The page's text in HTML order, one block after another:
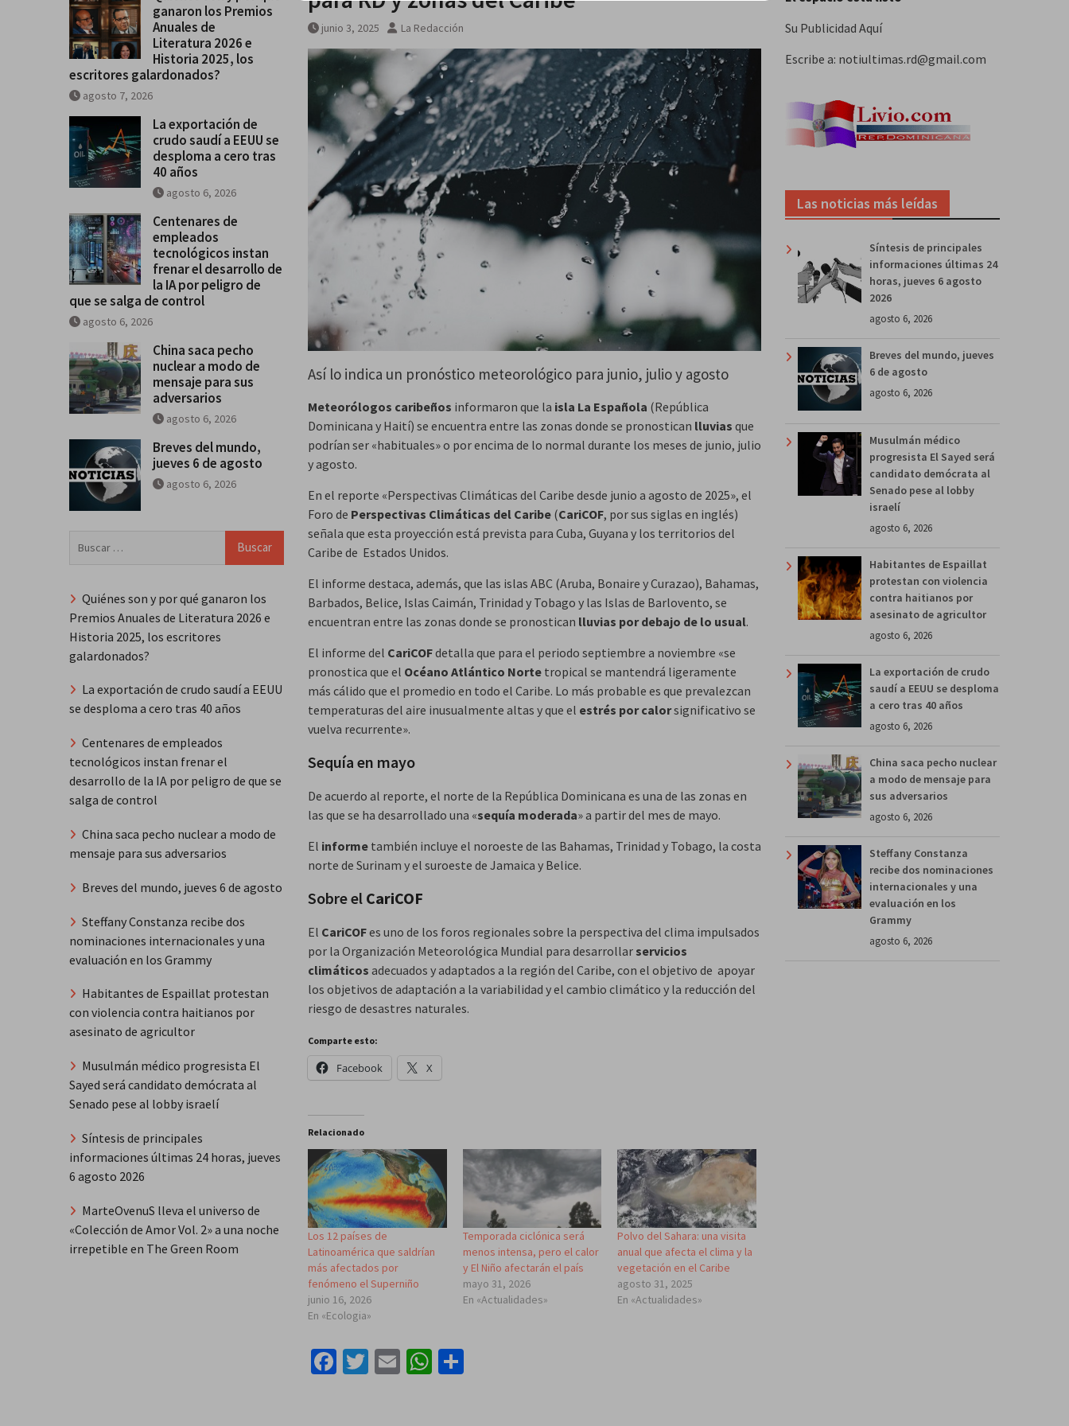
Historia 2025, los escritores
galardonados?
junio 3, 2025 La Redacción
Así lo indica un pronóstico meteorológico para junio, julio y agosto
Meteorólogos caribeños informaron que la isla La Española (República
Dominicana y Haití) se encuentra entre las zonas donde se pronostican lluvias que
podrían ser «habituales» o por encima de lo normal durante los meses de junio, julio
y agosto.
En el reporte «Perspectivas Climáticas del Caribe desde junio a agosto de 2025», el
Foro de Perspectivas Climáticas del Caribe (CariCOF, por sus siglas en inglés)
señala que esta proyección está prevista para Cuba, Guyana y los territorios del
Caribe de Estados Unidos.
El informe destaca, además, que las islas ABC (Aruba, Bonaire y Curazao), Bahamas,
Barbados, Belice, Islas Caimán, Trinidad y Tobago y las Islas de Barlovento, se
encuentran entre las zonas donde se pronostican lluvias por debajo de lo usual.
El informe del CariCOFdetalla que para el periodo septiembre a noviembre «se
pronostica que el Océano Atlántico Norte tropical se mantendrá ligeramente
más cálido que el promedio en todo el Caribe. Lo más probable es que prevalezcan
temperaturas del aire inusualmente altas y que el estrés por calorsignificativo se
vuelva recurrente».
Sequía en mayo
De acuerdo al reporte, el norte de la República Dominicana es una de las zonas en
las que se ha desarrollado una «sequía moderada» a partir del mes de mayo.
El informe también incluye el noroeste de las Bahamas, Trinidad y Tobago, la costa
norte de Surinam y el suroeste de Jamaica y Belice.
Sobre el CariCOF
El CariCOFes uno de los foros regionales sobre la perspectiva del clima impulsados
por la Organización Meteorológica Mundial para desarrollar servicios
climáticos adecuados y adaptados a la región del Caribe, con el objetivo de apoyar
los objetivos de adaptación a la variabilidad y el cambio climático y la reducción del
riesgo de desastres naturales.
Comparte esto:
Facebook X
Relacionado
Los 12 países de
Latinoamérica que saldrían
más afectados por
fenómeno el Superniño
junio 16, 2026
En «Ecologia»
Temporada ciclónica será
menos intensa, pero el calor
y El Niño afectarán el país
mayo 31, 2026
En «Actualidades»
Polvo del Sahara: una visita
anual que afecta el clima y la
vegetación en el Caribe
agosto 31, 2025
En «Actualidades»
Facebook
Twitter
EmailWhatsApp
Su Publicidad Aquí
Escribe a: notiultimas.rd@gmail.com
Las noticias más leídas
Síntesis de principales
informaciones últimas 24
horas, jueves 6 agosto
2026
agosto 6, 2026
Breves del mundo, jueves
6 de agosto
agosto 6, 2026
Musulmán médico
progresista El Sayed será
candidato demócrata al
Senado pese al lobby
israelí
agosto 6, 2026
Habitantes de Espaillat
protestan con violencia
contra haitianos por
asesinato de agricultor
agosto 6, 2026
La exportación de crudo
saudí a EEUU se desploma
a cero tras 40 años
agosto 6, 2026
China saca pecho nuclear
a modo de mensaje para
sus adversarios
agosto 6, 2026
Steffany Constanza
recibe dos nominaciones
internacionales y una
evaluación en los
Grammy
agosto 6, 2026
ganaron los Premios
Anuales de
Literatura 2026 e
Historia 2025, los
escritores galardonados?
agosto 7, 2026
La exportación de
crudo saudí a EEUU se
desploma a cero tras
40 años
agosto 6, 2026
Centenares de
empleados
tecnológicos instan
frenar el desarrollo de
la IA por peligro de
que se salga de control
agosto 6, 2026
China saca pecho
nuclear a modo de
mensaje para sus
adversarios
agosto 6, 2026
Breves del mundo,
jueves 6 de agosto
agosto 6, 2026
Quiénes son y por qué ganaron los
Premios Anuales de Literatura 2026 e
Historia 2025, los escritores
galardonados?
La exportación de crudo saudí a EEUU
se desploma a cero tras 40 años
Centenares de empleados
tecnológicos instan frenar el
desarrollo de la IA por peligro de que se
salga de control
China saca pecho nuclear a modo de
mensaje para sus adversarios
Breves del mundo, jueves 6 de agosto
Steffany Constanza recibe dos
nominaciones internacionales y una
evaluación en los Grammy
Habitantes de Espaillat protestan
con violencia contra haitianos por
asesinato de agricultor
Musulmán médico progresista El
Sayed será candidato demócrata al
Senado pese al lobby israelí
Síntesis de principales
informaciones últimas 24 horas, jueves
6 agosto 2026
MarteOvenuS lleva el universo de
«Colección de Amor Vol. 2» a una noche
irrepetible en The Green Room